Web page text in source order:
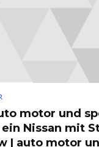
motor und
Nissan mit
| auto motor